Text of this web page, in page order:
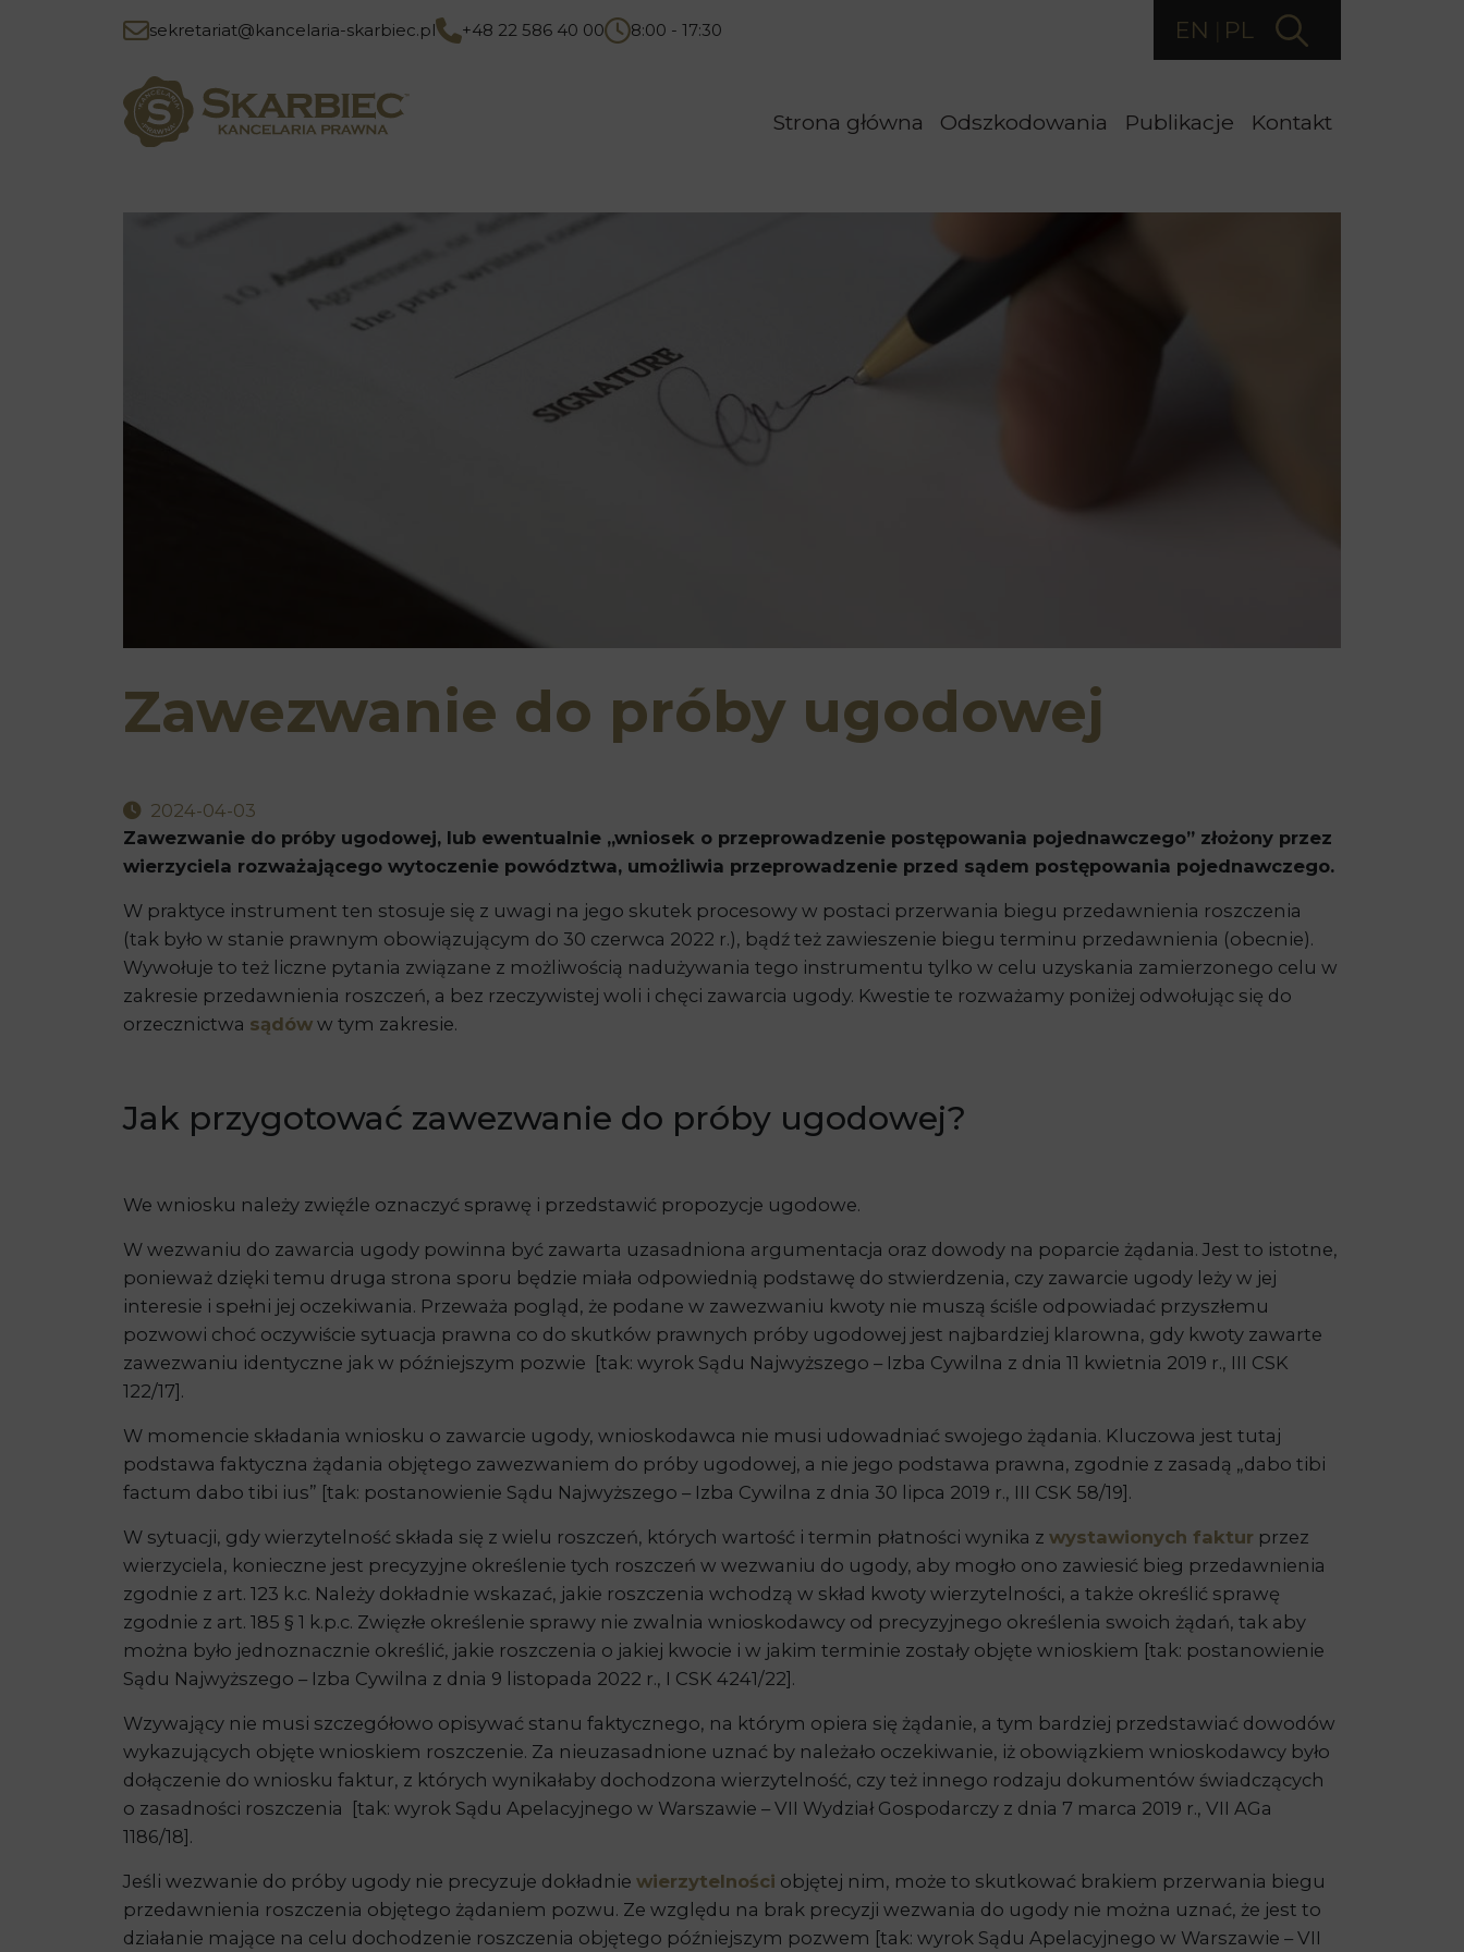
sekretariat@kancelaria-skarbiec.pl +48 22 586 40 00 8:00 - 17:30 EN PL
Strona główna Odszkodowania Publikacje Kontakt
Zawezwanie do próby ugodowej
2024-04-03
Zawezwanie do próby ugodowej, lub ewentualnie „wniosek o przeprowadzenie postępowania pojednawczego” złożony przez
wierzyciela rozważającego wytoczenie powództwa, umożliwia przeprowadzenie przed sądem postępowania pojednawczego.
W praktyce instrument ten stosuje się z uwagi na jego skutek procesowy w postaci przerwania biegu przedawnienia roszczenia
(tak było w stanie prawnym obowiązującym do 30 czerwca 2022 r.), bądź też zawieszenie biegu terminu przedawnienia (obecnie).
Wywołuje to też liczne pytania związane z możliwością nadużywania tego instrumentu tylko w celu uzyskania zamierzonego celu w
zakresie przedawnienia roszczeń, a bez rzeczywistej woli i chęci zawarcia ugody. Kwestie te rozważamy poniżej odwołując się do
orzecznictwa sądów w tym zakresie.
Jak przygotować zawezwanie do próby ugodowej?
We wniosku należy zwięźle oznaczyć sprawę i przedstawić propozycje ugodowe.
W wezwaniu do zawarcia ugody powinna być zawarta uzasadniona argumentacja oraz dowody na poparcie żądania. Jest to istotne,
ponieważ dzięki temu druga strona sporu będzie miała odpowiednią podstawę do stwierdzenia, czy zawarcie ugody leży w jej
interesie i spełni jej oczekiwania. Przeważa pogląd, że podane w zawezwaniu kwoty nie muszą ściśle odpowiadać przyszłemu
pozwowi choć oczywiście sytuacja prawna co do skutków prawnych próby ugodowej jest najbardziej klarowna, gdy kwoty zawarte
zawezwaniu identyczne jak w późniejszym pozwie [tak: wyrok Sądu Najwyższego – Izba Cywilna z dnia 11 kwietnia 2019 r., III CSK
122/17].
W momencie składania wniosku o zawarcie ugody, wnioskodawca nie musi udowadniać swojego żądania. Kluczowa jest tutaj
podstawa faktyczna żądania objętego zawezwaniem do próby ugodowej, a nie jego podstawa prawna, zgodnie z zasadą „dabo tibi
factum dabo tibi ius” [tak: postanowienie Sądu Najwyższego – Izba Cywilna z dnia 30 lipca 2019 r., III CSK 58/19].
W sytuacji, gdy wierzytelność składa się z wielu roszczeń, których wartość i termin płatności wynika zwystawionych faktur przez
wierzyciela, konieczne jest precyzyjne określenie tych roszczeń w wezwaniu do ugody, aby mogło ono zawiesić bieg przedawnienia
zgodnie z art. 123 k.c. Należy dokładnie wskazać, jakie roszczenia wchodzą w skład kwoty wierzytelności, a także określić sprawę
zgodnie z art. 185 § 1 k.p.c. Zwięzłe określenie sprawy nie zwalnia wnioskodawcy od precyzyjnego określenia swoich żądań, tak aby
można było jednoznacznie określić, jakie roszczenia o jakiej kwocie i w jakim terminie zostały objęte wnioskiem [tak: postanowienie
Sądu Najwyższego – Izba Cywilna z dnia 9 listopada 2022 r., I CSK 4241/22].
Wzywający nie musi szczegółowo opisywać stanu faktycznego, na którym opiera się żądanie, a tym bardziej przedstawiać dowodów
wykazujących objęte wnioskiem roszczenie. Za nieuzasadnione uznać by należało oczekiwanie, iż obowiązkiem wnioskodawcy było
dołączenie do wniosku faktur, z których wynikałaby dochodzona wierzytelność, czy też innego rodzaju dokumentów świadczących
o zasadności roszczenia [tak: wyrok Sądu Apelacyjnego w Warszawie – VII Wydział Gospodarczy z dnia 7 marca 2019 r., VII AGa
1186/18].
Jeśli wezwanie do próby ugody nie precyzuje dokładniewierzytelności objętej nim, może to skutkować brakiem przerwania biegu
przedawnienia roszczenia objętego żądaniem pozwu. Ze względu na brak precyzji wezwania do ugody nie można uznać, że jest to
działanie mające na celu dochodzenie roszczenia objętego późniejszym pozwem [tak: wyrok Sądu Apelacyjnego w Warszawie – VII